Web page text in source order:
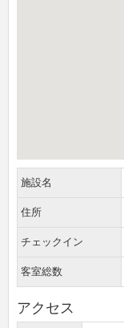
施設名
住所
チェックイン
客室総数
アクセス